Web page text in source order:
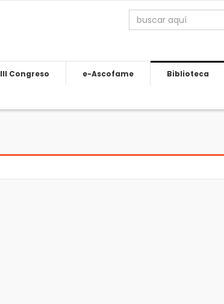
III Congreso e-Ascofame Biblioteca